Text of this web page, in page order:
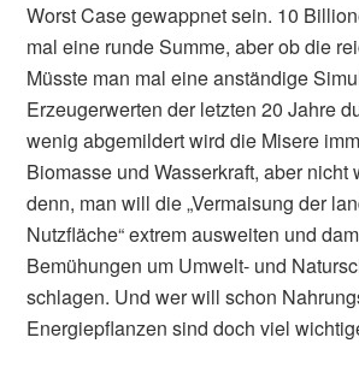
Worst Case gewappnet sein. 10
mal eine runde Summe, aber ob die
Müsste man mal eine anständige
Erzeugerwerten der letzten 20 Jahre
wenig abgemildert wird die Misere
Biomasse und Wasserkraft, aber nicht
denn, man will die „Vermaisung der
Nutzfläche“ extrem ausweiten und
Bemühungen um Umwelt- und
schlagen. Und wer will schon
Energiepflanzen sind doch viel